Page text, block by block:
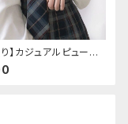
】カジュアルピューリ
プレッピーブラウス